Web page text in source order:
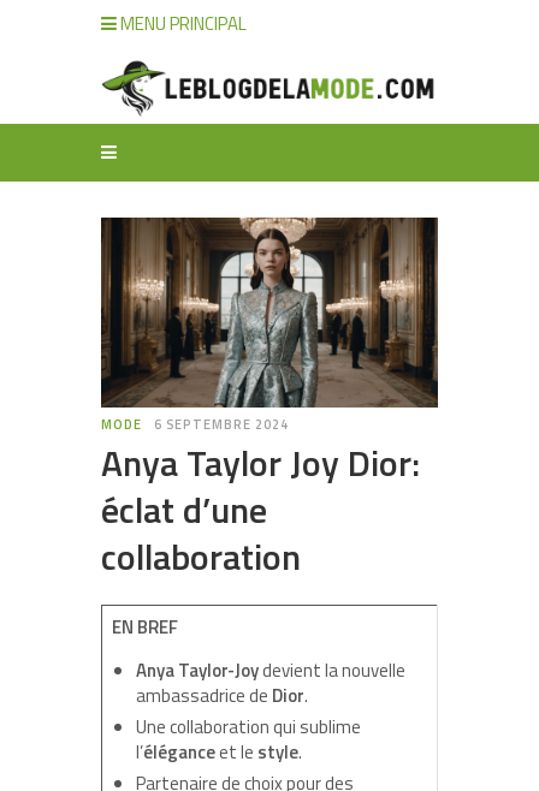
MENU PRINCIPAL
MODE 6 SEPTEMBRE 2024
Anya Taylor Joy Dior:
éclat d’une
collaboration
EN BREF
Anya Taylor-Joydevient la nouvelle
ambassadrice de Dior.
Une collaboration qui sublime
l’éléganceet le style.
Partenaire de choix pour des